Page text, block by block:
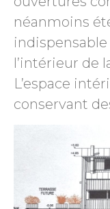
néanmoins
l’intérieur de
L’espace
conservant